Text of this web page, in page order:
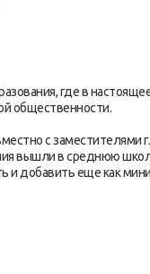
где в
общественности.
с
вышли в среднюю
и добавить еще как